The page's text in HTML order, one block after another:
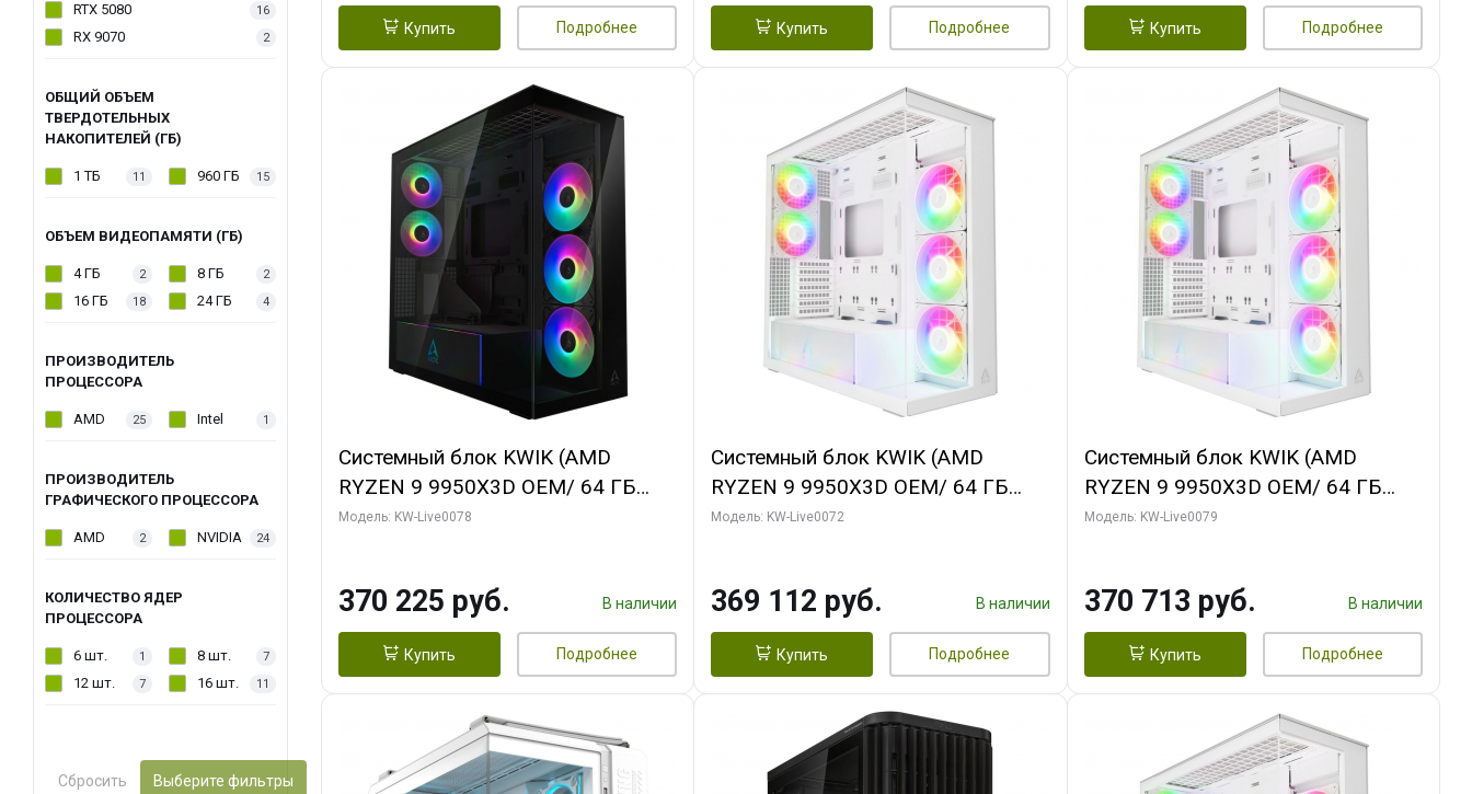
RTX 5080 16
RX 9070 2
ОБЩИЙ ОБЪЕМ
ТВЕРДОТЕЛЬНЫХ
НАКОПИТЕЛЕЙ (ГБ)
1 ТБ 11 960 ГБ 15
ОБЪЕМ ВИДЕОПАМЯТИ (ГБ)
4 ГБ 2 8 ГБ 2
16 ГБ 18 24 ГБ 4
ПРОИЗВОДИТЕЛЬ
ПРОЦЕССОРА
AMD 25 Intel 1
ПРОИЗВОДИТЕЛЬ
ГРАФИЧЕСКОГО ПРОЦЕССОРА
AMD 2 NVIDIA 24
КОЛИЧЕСТВО ЯДЕР
ПРОЦЕССОРА
6 шт. 1 8 шт. 7
12 шт. 7 16 шт. 11
Сбросить Выберите фильтры
Купить Подробнее Купить Подробнее Купить Подробнее
Системный блок KWIK (AMD
RYZEN 9 9950X3D OEM/ 64 ГБ
ОЗУ/ Palit RTX5080 GAMINGPRO
Модель: KW-Live0078
370 225 руб. В наличии
Купить Подробнее
Системный блок KWIK (AMD
RYZEN 9 9950X3D OEM/ 64 ГБ
ОЗУ/ MSI RTX5080 VENTUS 3X
Модель: KW-Live0072
369 112 руб. В наличии
Купить Подробнее
Системный блок KWIK (AMD
RYZEN 9 9950X3D OEM/ 64 ГБ
ОЗУ/ MSI RTX5080 SHADOW 3X OC
Модель: KW-Live0079
370 713 руб. В наличии
Купить Подробнее